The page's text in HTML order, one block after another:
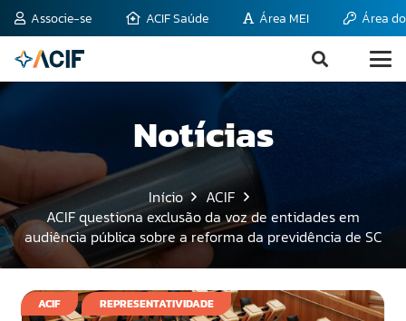
Associe-se ACIF Saúde Área MEI Área
Notícias
Início
ACIF
ACIF questiona exclusão da voz de entidades em
audiência pública sobre a reforma da previdência de SC
ACIF REPRESENTATIVIDADE